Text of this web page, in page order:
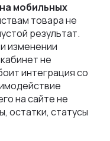
мобильных
товара не
результат.
изменении
не
интеграция со
на сайте не
остатки, статусы